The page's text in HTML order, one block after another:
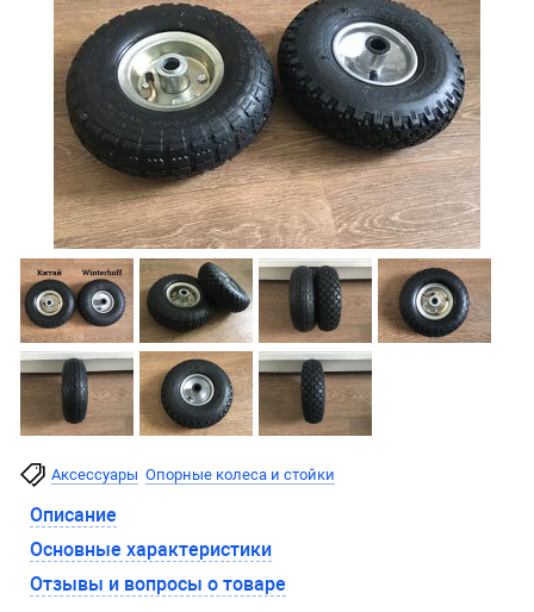
Аксессуары Опорные колеса и стойки
Описание
Основные характеристики
Отзывы и вопросы о товаре